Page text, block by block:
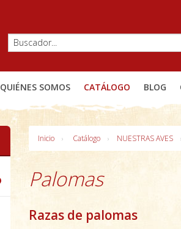
QUIÉNES SOMOS CATÁLOGO BLOG
Inicio Catálogo NUESTRAS AVES
Palomas
Razas de palomas